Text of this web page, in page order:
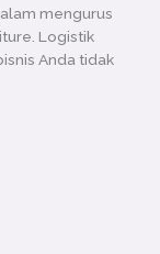
mengurus
Logistik
Anda tidak